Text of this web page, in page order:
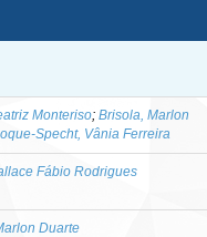
Monteriso; Brisola, Marlon
Specht, Vânia Ferreira
Fábio Rodrigues
Duarte